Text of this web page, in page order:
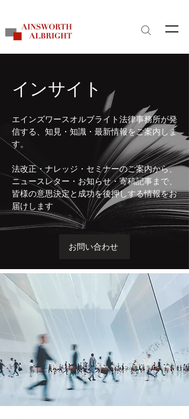
サイト内検索
​インサイト
エインズワースオルブライト法律事務所が発
信する、知見・知識・最新情報をご案内しま
す。
法改正・ナレッジ・セミナーのご案内から、
ニュースレター・お知らせ・寄稿記事まで、
皆様の意思決定と成功を後押しする情報をお
届けします
お問い合わせ